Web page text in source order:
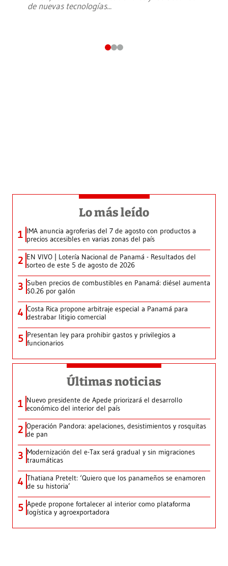
de nuevas tecnologías...
Lo más leído
1 IMA anuncia agroferias del 7 de agosto con productos a
precios accesibles en varias zonas del país
2 EN VIVO | Lotería Nacional de Panamá - Resultados del
sorteo de este 5 de agosto de 2026
3 Suben precios de combustibles en Panamá: diésel aumenta
$0.26 por galón
4 Costa Rica propone arbitraje especial a Panamá para
destrabar litigio comercial
5 Presentan ley para prohibir gastos y privilegios a
funcionarios
Últimas noticias
1 Nuevo presidente de Apede priorizará el desarrollo
económico del interior del país
2 Operación Pandora: apelaciones, desistimientos y rosquitas
de pan
3 Modernización del e-Tax será gradual y sin migraciones
traumáticas
4 Thatiana Pretelt: ‘Quiero que los panameños se enamoren
de su historia’
5 Apede propone fortalecer al interior como plataforma
logística y agroexportadora